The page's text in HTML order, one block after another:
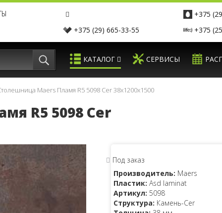
+375 (29) 665-33-55
+375
+375
КАТАЛОГ СЕРВИСЫ
Maers Пламя R5 5098 Cer 38x1200x1500
R5 5098 Cer
Под заказ
Производитель: Maers
Пластик: Asd laminat
Артикул: 5098
Структура: Камень-Cer